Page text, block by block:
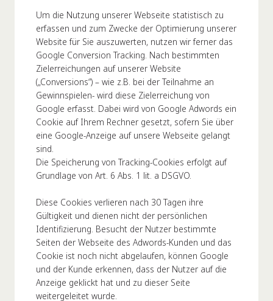
Um die Nutzung unserer Webseite statistisch zu
erfassen und zum Zwecke der Optimierung unserer
Website für Sie auszuwerten, nutzen wir ferner das
Google Conversion Tracking. Nach bestimmten
Zielerreichungen auf unserer Website
(„Conversions“) – wie z.B. bei der Teilnahme an
Gewinnspielen- wird diese Zielerreichung von
Google erfasst. Dabei wird von Google Adwords ein
Cookie auf Ihrem Rechner gesetzt, sofern Sie über
eine Google-Anzeige auf unsere Webseite gelangt
sind.
Die Speicherung von Tracking-Cookies erfolgt auf
Grundlage von Art. 6 Abs. 1 lit. a DSGVO.
Diese Cookies verlieren nach 30 Tagen ihre
Gültigkeit und dienen nicht der persönlichen
Identifizierung. Besucht der Nutzer bestimmte
Seiten der Webseite des Adwords-Kunden und das
Cookie ist noch nicht abgelaufen, können Google
und der Kunde erkennen, dass der Nutzer auf die
Anzeige geklickt hat und zu dieser Seite
weitergeleitet wurde.